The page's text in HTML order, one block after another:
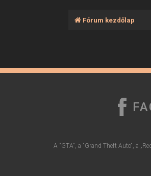
Fórum kezdőlap
A "GTA", a "Grand Theft Auto", a